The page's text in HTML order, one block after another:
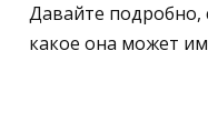
Давайте подробно,
какое она может